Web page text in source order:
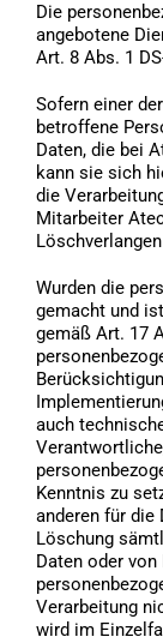
Die
angebotene
Art. 8 Abs. 1
Sofern einer
betroffene
Daten, die bei
kann sie sich
die
Mitarbeiter
Wurden die
gemacht und
gemäß Art. 17
auch
Kenntnis zu
anderen für die
Löschung
Daten oder
Verarbeitung
wird im